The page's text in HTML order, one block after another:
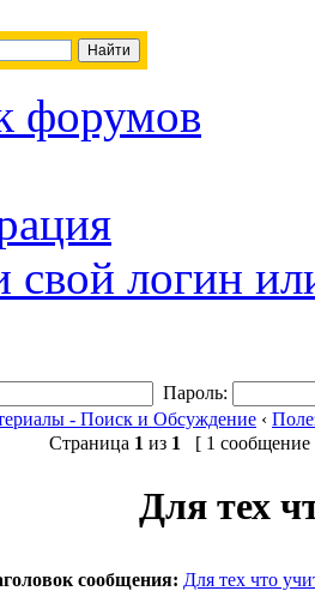
форумов
свой логин
Пароль:
- Поиск и Обсуждение ‹
Страница 1 из 1 [ 1 сообщение
Для тех
сообщения: Для тех что